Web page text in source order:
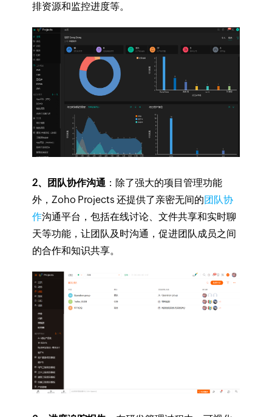
排资源和监控进度等。
2、团队协作沟通：除了强大的项目管理功能
外，Zoho Projects 还提供了亲密无间的团队协
作沟通平台，包括在线讨论、文件共享和实时聊
天等功能，让团队及时沟通，促进团队成员之间
的合作和知识共享。